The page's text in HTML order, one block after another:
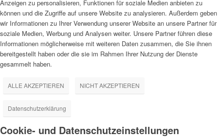
Anzeigen zu personalisieren, Funktionen für soziale Medien anbieten zu
können und die Zugriffe auf unsere Website zu analysieren. Außerdem geben
wir Informationen zu Ihrer Verwendung unserer Website an unsere Partner für
soziale Medien, Werbung und Analysen weiter. Unsere Partner führen diese
Informationen möglicherweise mit weiteren Daten zusammen, die Sie ihnen
bereitgestellt haben oder die sie im Rahmen Ihrer Nutzung der Dienste
gesammelt haben.
ALLE AKZEPTIEREN NICHT AKZEPTIEREN
Datenschutzerklärung
Cookie- und Datenschutzeinstellungen